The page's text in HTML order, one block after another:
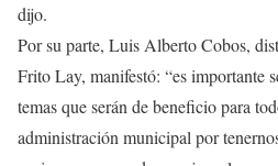
dijo.
Por su parte, Luis Alberto Cobos,
Frito Lay, manifestó: “es importante
temas que serán de beneficio para
administración municipal por